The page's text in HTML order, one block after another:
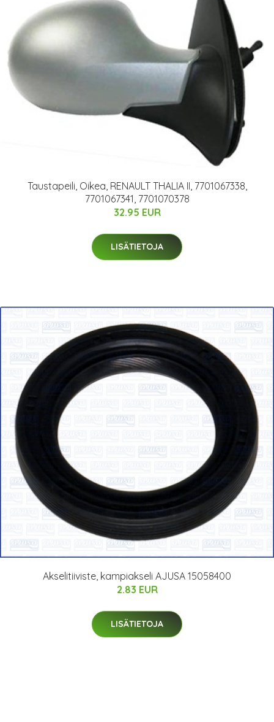
Taustapeili, Oikea, RENAULT THALIA II, 7701067338,
7701067341, 7701070378
32.95 EUR
LISÄTIETOJA
Akselitiiviste, kampiakseli AJUSA 15058400
2.83 EUR
LISÄTIETOJA